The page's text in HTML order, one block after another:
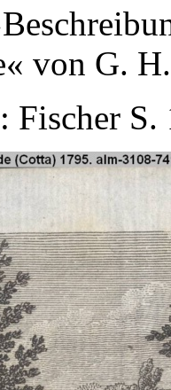
von G.
Fischer S.